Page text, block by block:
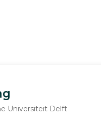
Universiteit Delft